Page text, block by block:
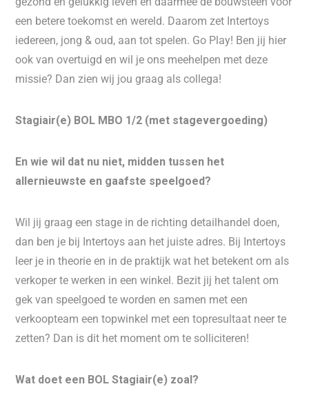
een betere toekomst en wereld. Daarom zet Intertoys
iedereen, jong & oud, aan tot spelen. Go Play! Ben jij hier
ook van overtuigd en wil je ons meehelpen met deze
missie? Dan zien wij jou graag als collega!
Stagiair(e) BOL MBO 1/2 (met stagevergoeding)
En wie wil dat nu niet, midden tussen het
allernieuwste en gaafste speelgoed?
Wil jij graag een stage in de richting detailhandel doen,
dan ben je bij Intertoys aan het juiste adres. Bij Intertoys
leer je in theorie en in de praktijk wat het betekent om als
verkoper te werken in een winkel. Bezit jij het talent om
gek van speelgoed te worden en samen met een
verkoopteam een topwinkel met een topresultaat neer te
zetten? Dan is dit het moment om te solliciteren!
Wat doet een BOL Stagiair(e) zoal?